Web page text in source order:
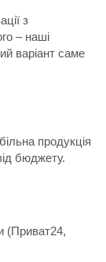
з
– наші
варіант саме
продукція
бюджету.
(Приват24,